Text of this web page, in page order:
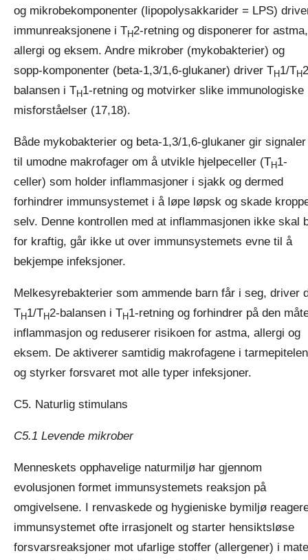
og mikrobekomponenter (lipopolysakkarider = LPS)
immunreaksjonene i TH2-retning og disponerer for astma,
allergi og eksem. Andre mikrober (mykobakterier) og
sopp-komponenter (beta-1,3/1,6-glukaner) driver TH 1/TH
balansen i TH 1-retning og motvirker slike immunologiske
misforståelser (17,18).
Både mykobakterier og beta-1,3/1,6-glukaner gir signaler
til umodne makrofager om å utvikle hjelpeceller (TH 1-
celler) som holder inflammasjoner i sjakk og dermed
forhindrer immunsystemet i å løpe løpsk og skade
selv. Denne kontrollen med at inflammasjonen ikke skal
for kraftig, går ikke ut over immunsystemets evne til å
bekjempe infeksjoner.
Melkesyrebakterier som ammende barn får i seg, driver
TH 1/TH2-balansen i TH 1-retning og forhindrer på den
inflammasjon og reduserer risikoen for astma, allergi og
eksem. De aktiverer samtidig makrofagene i
og styrker forsvaret mot alle typer infeksjoner.
C5. Naturlig stimulans
C5.1 Levende mikrober
Menneskets opphavelige naturmiljø har gjennom
evolusjonen formet immunsystemets reaksjon på
omgivelsene. I renvaskede og hygieniske bymiljø
immunsystemet ofte irrasjonelt og starter hensiktsløse
forsvarsreaksjoner mot ufarlige stoffer (allergener) i